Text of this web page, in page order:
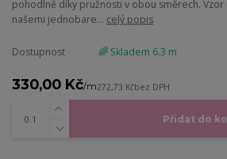
pohodlně díky pružnosti v obou směrech.
našemi jednobare... celý popis
Dostupnost 🌈 Skladem 6.3 m
330,00 Kč/m272,73 Kčbez DPH
Přidat do